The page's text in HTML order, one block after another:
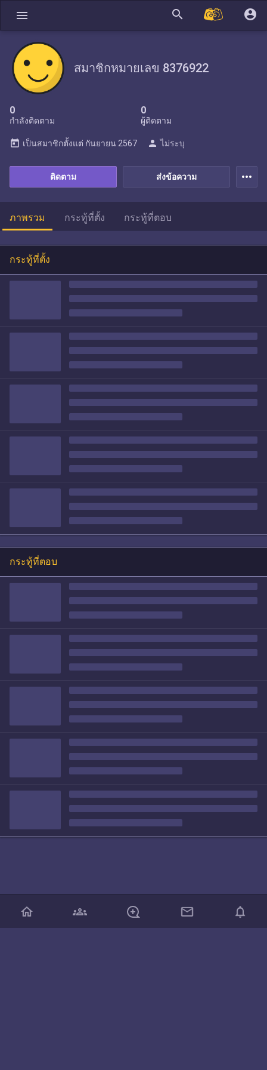
menu search account_circle
สมาชิกหมายเลข 8376922
0
กำลังติดตาม
0
ผู้ติดตาม
ส่งข้อความ
ติดตาม
today เป็นสมาชิกตั้งแต่ กันยายน 2567 person ไม่ระบุ
more_horiz
ภาพรวม กระทู้ที่ตั้ง กระทู้ที่ตอบ
กระทู้ที่ตั้ง
กระทู้ที่ตอบ